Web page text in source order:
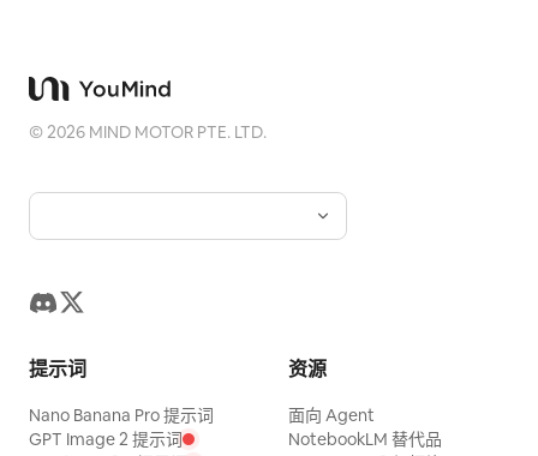
©2026 MIND MOTOR PTE. LTD.
提示词
Nano Banana Pro 提示词
GPT Image 2 提示词
资源
面向 Agent
NotebookLM 替代品